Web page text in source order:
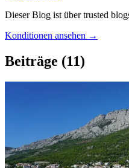
Dieser Blog ist über trusted
Konditionen ansehen →
Beiträge (11)